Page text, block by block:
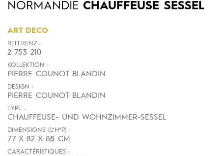
NORMANDIE CHAUFFEUSE SESSEL
ART DECO
REFERENZ :
2 753 210
KOLLEKTION :
PIERRE COUNOT BLANDIN
DESIGN :
PIERRE COUNOT BLANDIN
TYPE :
CHAUFFEUSE- UND WOHNZIMMER-SESSEL
DIMENSIONS (L*H*P) :
77 X 82 X 88 CM
CARACTÉRISTIQUES :